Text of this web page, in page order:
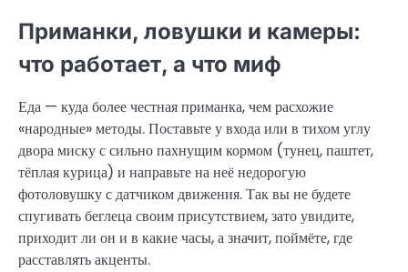
Приманки, ловушки и камеры:
что работает, а что миф
Еда — куда более честная приманка, чем расхожие
«народные» методы. Поставьте у входа или в тихом углу
двора миску с сильно пахнущим кормом (тунец, паштет,
тёплая курица) и направьте на неё недорогую
фотоловушку с датчиком движения. Так вы не будете
спугивать беглеца своим присутствием, зато увидите,
приходит ли он и в какие часы, а значит, поймёте, где
расставлять акценты.